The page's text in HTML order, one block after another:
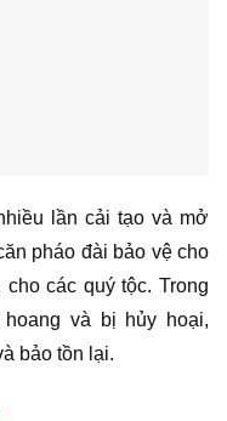
lần cải tạo và mở
pháo đài bảo vệ cho
các quý tộc. Trong
và bị hủy hoại,
bảo tồn lại.